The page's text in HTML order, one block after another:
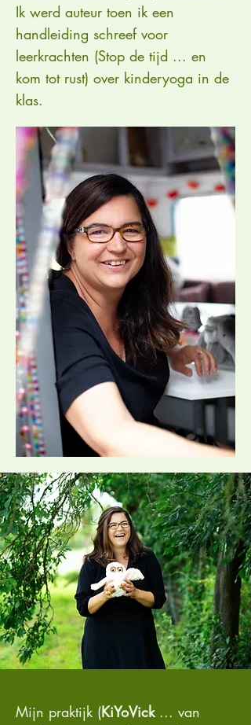
Ik werd auteur toen ik een
handleiding schreef voor
leerkrachten (Stop de tijd ... en
kom tot rust) over kinderyoga in de
klas.
Mijn praktijk (KiYoVick ... van